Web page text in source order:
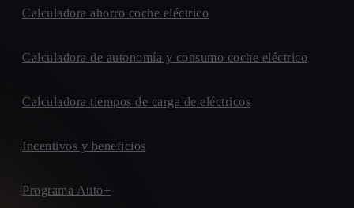
Calculadora ahorro coche eléctrico
Calculadora de autonomía y consumo coche eléctrico
Calculadora tiempos de carga de eléctricos
Incentivos y beneficios
Programa Auto+